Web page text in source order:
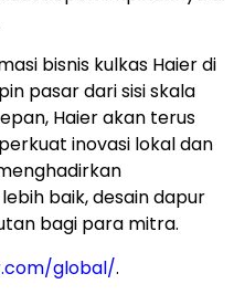
bisnis kulkas Haier di
pasar dari sisi skala
Haier akan terus
inovasi lokal dan
baik, desain dapur
bagi para mitra.
global/.